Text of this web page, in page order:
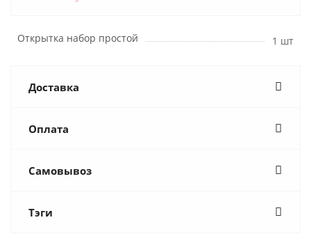
Открытка набор простой 1 шт
Доставка
Оплата
Самовывоз
Тэги